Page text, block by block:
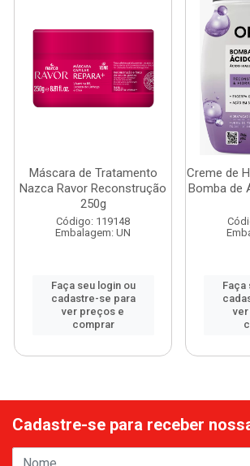
Máscara de Tratamento
Nazca Ravor Reconstrução
250g
Código: 119148
Embalagem: UN
Faça seu login ou
cadastre-se para
ver preços e
comprar
Creme de
Bomba de
Faça
Cadastre-se para receber